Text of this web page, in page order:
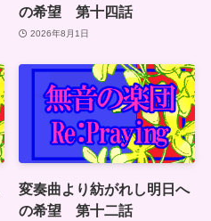
の希望 第十四話
2026年8月1日
変奏曲より紡がれし明日へ
の希望 第十二話